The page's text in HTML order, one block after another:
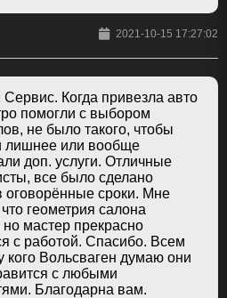
2021-10-15 17:27:02
Когда привезла авто
помогли с выбором
не было такого, чтобы
лишнее или вообще
доп. услуги. Отличные
все было сделано
оговорённые сроки. Мне
геометрия салона
мастер прекрасно
с работой. Спасибо. Всем
кого Вольсваген думаю они
с любыми
Благодарна вам.